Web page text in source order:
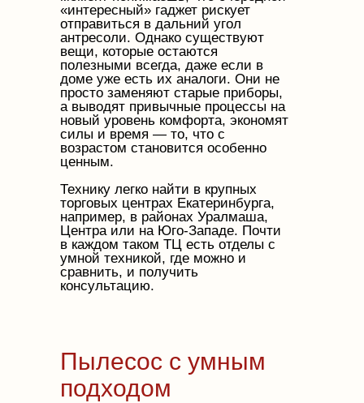
«интересный» гаджет рискует
отправиться в дальний угол
антресоли. Однако существуют
вещи, которые остаются
полезными всегда, даже если в
доме уже есть их аналоги. Они не
просто заменяют старые приборы,
а выводят привычные процессы на
новый уровень комфорта, экономят
силы и время — то, что с
возрастом становится особенно
ценным.
Технику легко найти в крупных
торговых центрах Екатеринбурга,
например, в районах Уралмаша,
Центра или на Юго-Западе. Почти
в каждом таком ТЦ есть отделы с
умной техникой, где можно и
сравнить, и получить
консультацию.
Пылесос с умным
подходом